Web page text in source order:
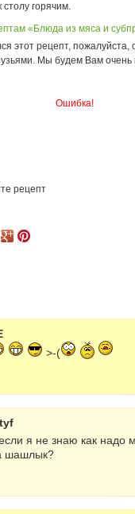
столу горячим.
«Блюда из мяса и
этот рецепт, пожалуйста,
Мы будем Вам очень
Ошибка!
рецепт
>-(
я не знаю как надо
шашлык?